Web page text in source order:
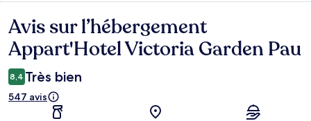
Avis
Avis sur l’hébergement
Appart'Hotel Victoria Garden Pau
8,4 Très bien
547 avis